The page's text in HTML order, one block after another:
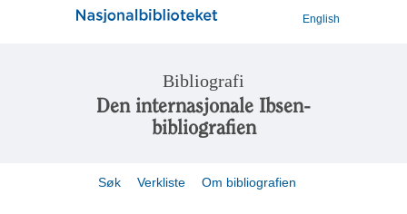
English
Bibliografi
Den internasjonale Ibsen-
bibliografien
Søk Verkliste Om bibliografien